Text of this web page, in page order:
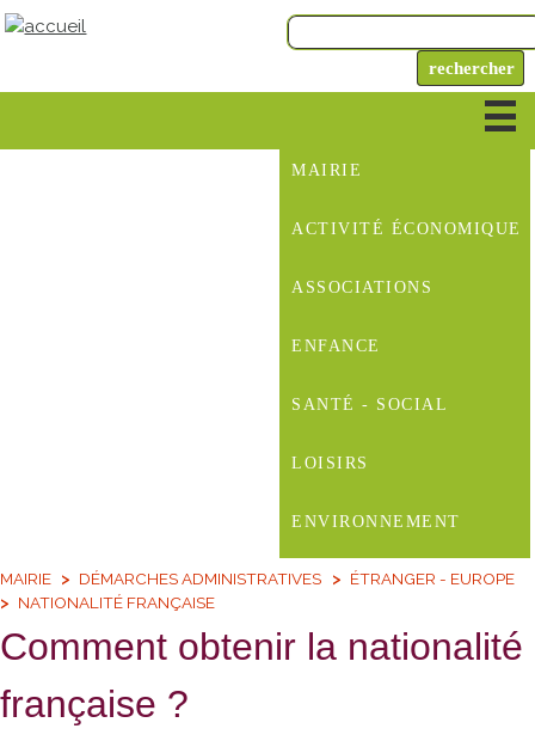
MAIRIE
ACTIVITÉ ÉCONOMIQUE
ASSOCIATIONS
ENFANCE
SANTÉ - SOCIAL
LOISIRS
ENVIRONNEMENT
MAIRIE DÉMARCHES ADMINISTRATIVES
ÉTRANGER - EUROPE
NATIONALITÉ FRANÇAISE
Comment obtenir la nationalité
française ?